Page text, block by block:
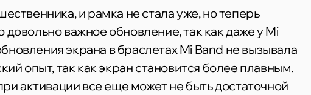
и рамка не стала уже, но теперь
важное обновление, так как даже у Mi
экрана в браслетах Mi Band не вызывала
опыт, так как экран становится более плавным.
активации все еще может не быть достаточной